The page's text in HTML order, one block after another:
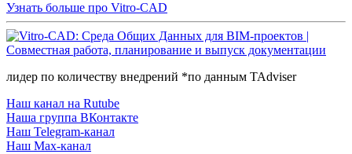
Узнать больше про Vitro-CAD
лидер по количеству внедрений *по данным TAdviser
Наш канал на Rutube
Наша группа ВКонтакте
Наш Telegram-канал
Наш Max-канал